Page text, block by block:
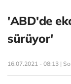
'ABD'de
sürüyor'
16.07.2021 - 08:13 |